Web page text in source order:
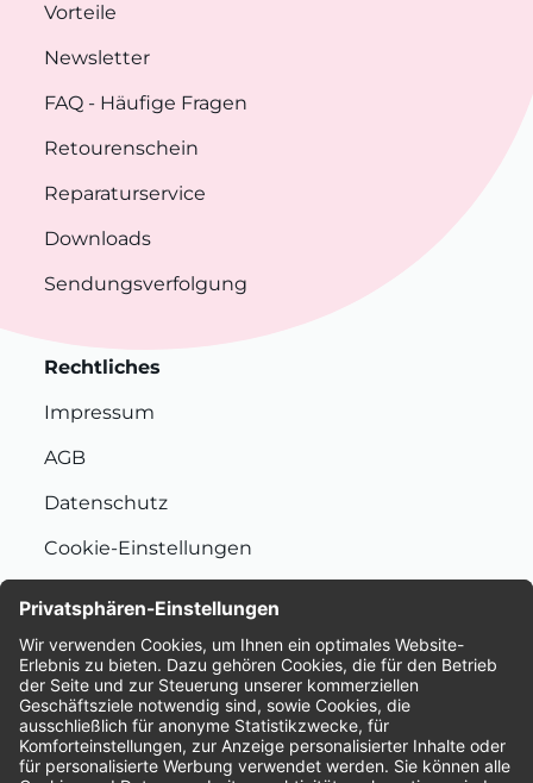
Vorteile
Newsletter
FAQ - Häufige Fragen
Retourenschein
Reparaturservice
Downloads
Sendungsverfolgung
Rechtliches
Impressum
AGB
Datenschutz
Cookie-Einstellungen
Bewertungen